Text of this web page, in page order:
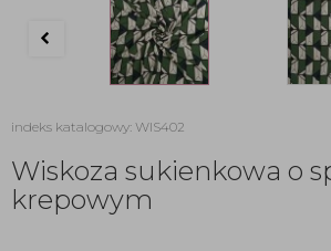
indeks katalogowy: WIS402
Wiskoza sukienkowa o
krepowym